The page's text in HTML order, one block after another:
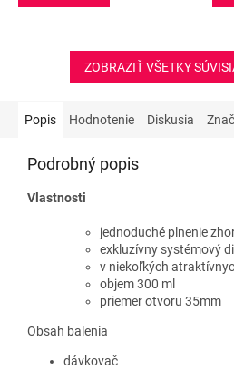
ZOBRAZIŤ VŠETKY
Popis Hodnotenie Diskusia
Podrobný popis
Vlastnosti
jednoduché plnenie
exkluzívny systémový
v niekoľkých
objem 300 ml
priemer otvoru 35mm
Obsah balenia
dávkovač